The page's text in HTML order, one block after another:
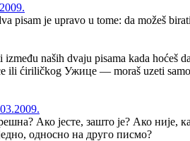
pisam je upravo u tome: da možeš
naših dvaju pisama kada
ili ćiriličkog Ужице — moraš uzeti
Ако јесте, зашто је? Ако
односно на друго писмо?